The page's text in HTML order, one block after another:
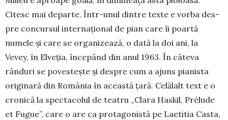
Citesc mai departe. Într-unul dintre texte e vorba des­
pre concursul internațional de pian care îi poartă
numele și care se orga­ni­zează, o dată la doi ani, la
Vevey, în Elve­ția, începând din anul 1963. În câteva
rânduri se povestește și despre cum a ajuns pianista
originară din România în această țară. Celălalt text e o
cronică la spectacolul de teatru „Clara Haskil, Prélude
et Fugue”, care o are ca pro­tagonistă pe Laetitia Casta,